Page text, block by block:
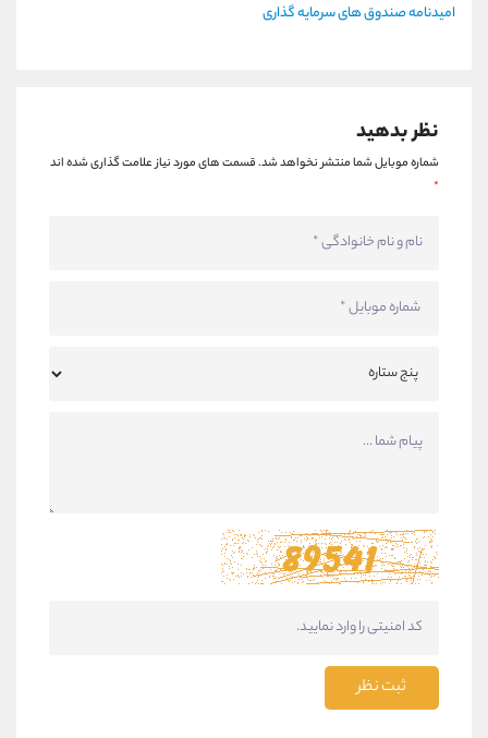
امیدنامه صندوق های سرمایه گذاری
نظر بدهید
شماره موبایل شما منتشر نخواهد شد.قسمت های مورد نیاز علامت گذاری شده اند
*
ثبت نظر